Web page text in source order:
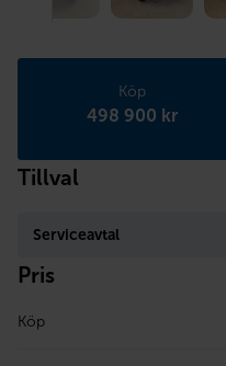
Köp
498 900 kr
Tillval
Serviceavtal
Pris
Köp